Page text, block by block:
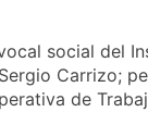
social del
Carrizo;
de